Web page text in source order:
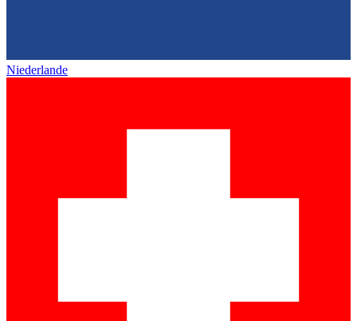
Niederlande